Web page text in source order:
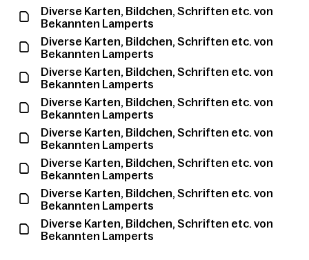
Diverse Karten, Bildchen, Schriften etc. von
Bekannten Lamperts
Diverse Karten, Bildchen, Schriften etc. von
Bekannten Lamperts
Diverse Karten, Bildchen, Schriften etc. von
Bekannten Lamperts
Diverse Karten, Bildchen, Schriften etc. von
Bekannten Lamperts
Diverse Karten, Bildchen, Schriften etc. von
Bekannten Lamperts
Diverse Karten, Bildchen, Schriften etc. von
Bekannten Lamperts
Diverse Karten, Bildchen, Schriften etc. von
Bekannten Lamperts
Diverse Karten, Bildchen, Schriften etc. von
Bekannten Lamperts